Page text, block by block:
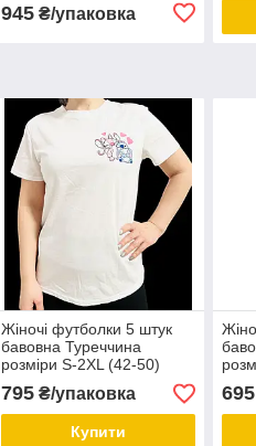
945₴/упаковка
Жіночі футболки 5 штук
бавовна Туреччина
розміри S-2XL (42-50)
ростовка
795₴/упаковка
Купити
695